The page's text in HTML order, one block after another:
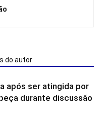
do autor
após ser atingida por
durante discussão